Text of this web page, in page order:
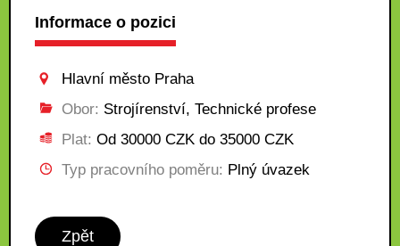
Informace o pozici
Hlavní město Praha
Obor: Strojírenství, Technické profese
Plat: Od 30000 CZK do 35000 CZK
Typ pracovního poměru: Plný úvazek
Zpět